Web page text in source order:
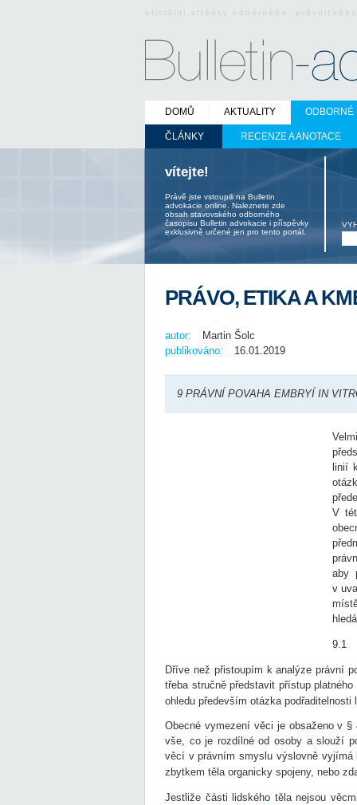
oficiální stránky odborného
DOMŮ AKTUALITY ODBORNÉ
ČLÁNKY RECENZE A ANOTACE
vítejte!
Právě jste vstoupili na Bulletin
advokacie online. Naleznete zde
obsah stavovského odborného
časopisu Bulletin advokacie i příspěvky
exklusivně určené jen pro tento portál.
PRÁVO, ETIKA A
autor:
Martin Šolc
publikováno:
16.01.2019
9 PRÁVNÍ POVAHA EMBRYÍ IN
linií
V
aby
v
9.1
Dříve než přistoupím k analýze právní
třeba stručně představit přístup
ohledu především otázka
Obecné vymezení věci je obsaženo v
vše, co je rozdílné od osoby a slouží
věcí v právním smyslu výslovně
zbytkem těla organicky spojeny, nebo
Jestliže části lidského těla nejsou